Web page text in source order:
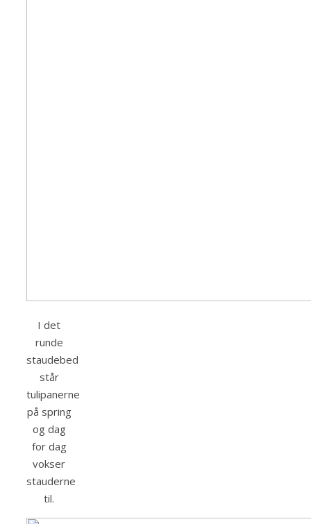
I det
runde
staudebed
står
tulipanerne
på spring
og dag
for dag
vokser
stauderne
til.